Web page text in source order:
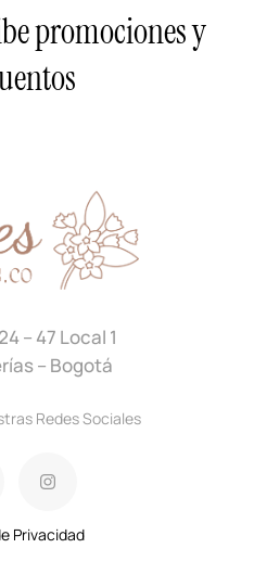
promociones y
– 47 Local 1
– Bogotá
Redes Sociales
Privacidad